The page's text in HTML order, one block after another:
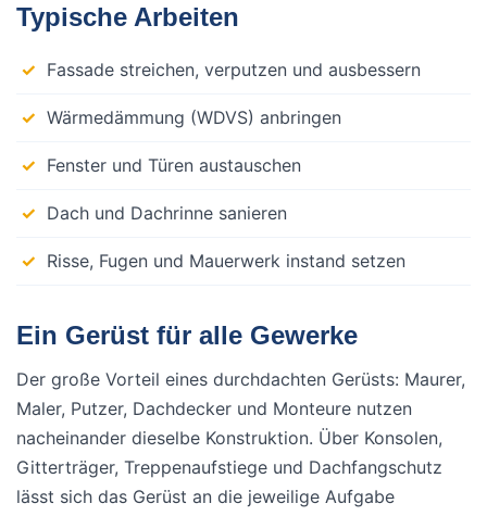
Typische Arbeiten
Fassade streichen, verputzen und ausbessern
Wärmedämmung (WDVS) anbringen
Fenster und Türen austauschen
Dach und Dachrinne sanieren
Risse, Fugen und Mauerwerk instand setzen
Ein Gerüst für alle Gewerke
Der große Vorteil eines durchdachten Gerüsts: Maurer,
Maler, Putzer, Dachdecker und Monteure nutzen
nacheinander dieselbe Konstruktion. Über Konsolen,
Gitterträger, Treppenaufstiege und Dachfangschutz
lässt sich das Gerüst an die jeweilige Aufgabe